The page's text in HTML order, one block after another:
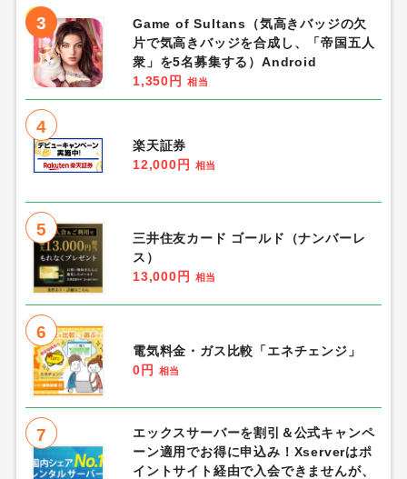
3
Game of Sultans（気高きバッジの欠
片で気高きバッジを合成し、「帝国五人
衆」を5名募集する）Android
1,350円
相当
4
楽天証券
12,000円
相当
5
三井住友カード ゴールド（ナンバーレ
ス）
13,000円
相当
6
電気料金・ガス比較「エネチェンジ」
0円
相当
7
エックスサーバーを割引＆公式キャンペ
ーン適用でお得に申込み！Xserverはポ
イントサイト経由で入会できませんが、